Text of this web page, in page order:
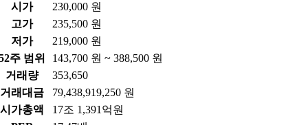
시가
230,000 원
고가
235,500 원
저가
219,000 원
주 범위
143,700 원 ~ 388,500 원
거래량
353,650
거래대금
79,438,919,250 원
시가총액
17조 1,391억원